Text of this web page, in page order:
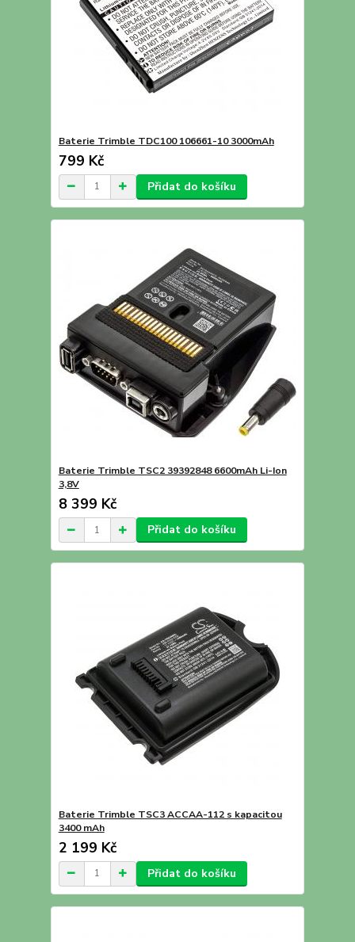
Baterie Trimble TDC100 106661-10 3000mAh
799 Kč
Přidat do košíku
Baterie Trimble TSC2 39392848 6600mAh Li-Ion
3,8V
8 399 Kč
Přidat do košíku
Baterie Trimble TSC3 ACCAA-112 s kapacitou
3400 mAh
2 199 Kč
Přidat do košíku